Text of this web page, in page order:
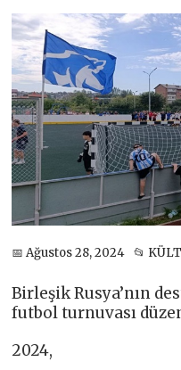
📅 Ağustos 28, 2024 📂
Birleşik Rusya’nın
futbol turnuvası
2024,